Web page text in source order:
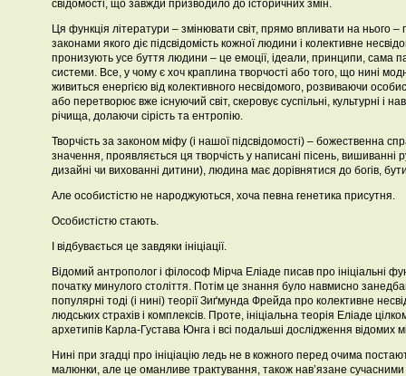
свідомості, що завжди призводило до історичних змін.
Ця функція літератури – змінювати світ, прямо впливати на нього –
законами якого діє підсвідомість кожної людини і колективне
пронизують усе буття людини – це емоції, ідеали, принципи, сама
системи. Все, у чому є хоч краплина творчості або того, що нині
живиться енергією від колективного несвідомого, розвиваючи
або перетворює вже існуючий світ, скеровує суспільні, культурні і
річища, долаючи сірість та ентропію.
Творчість за законом міфу (і нашої підсвідомості) – божественна
значення, проявляється ця творчість у написані пісень,
дизайні чи вихованні дитини), людина має дорівнятися до богів,
Але особистістю не народжуються, хоча певна генетика присутня.
Особистістю стають.
І відбувається це завдяки ініціації.
Відомий антрополог і філософ Мірча Еліаде писав про ініціальні
початку минулого століття. Потім це знання було навмисно
популярні тоді (і нині) теорії Зиґмунда Фрейда про колективне
людських страхів і комплексів. Проте, ініціальна теорія Еліаде
архетипів Карла-Густава Юнга і всі подальші дослідження відомих
Нині при згадці про ініціацію ледь не в кожного перед очима
малюнки, але це оманливе трактування, також нав’язане сучасними